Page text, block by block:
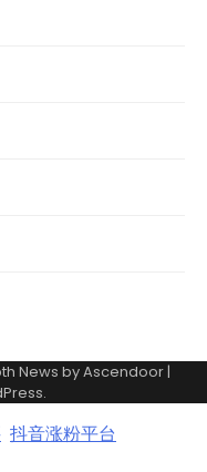
News byAscendoor|
.
抖音涨粉平台